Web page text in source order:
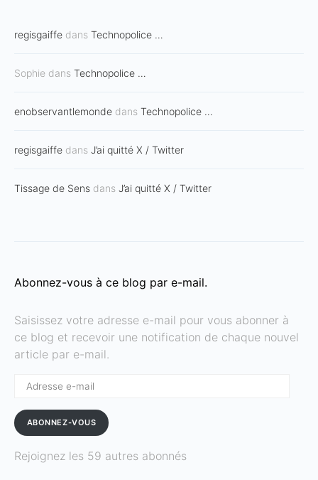
regisgaiffe dans Technopolice …
Sophie dans Technopolice …
enobservantlemonde dans Technopolice …
regisgaiffe dans J’ai quitté X / Twitter
Tissage de Sens dans J’ai quitté X / Twitter
Abonnez-vous à ce blog par e-mail.
Saisissez votre adresse e-mail pour vous abonner à
ce blog et recevoir une notification de chaque nouvel
article par e-mail.
ABONNEZ-VOUS
Rejoignez les 59 autres abonnés